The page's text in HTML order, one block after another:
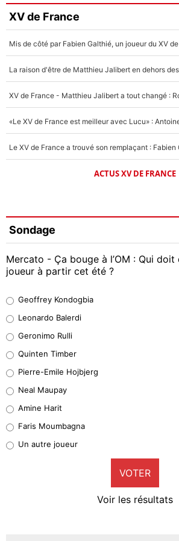
XV de France
ACTUS XV DE FRANCE
Sondage
Mercato - Ça bouge à l’OM : Qui
joueur à partir cet été ?
38%
32%
5%
1%
9%
Geoffrey Kondogbia
Leonardo Balerdi
Geronimo Rulli
Quinten Timber
Pierre-Emile Hojbjerg
Neal Maupay
Amine Harit
Faris Moumbagna
Un autre joueur
VOTER
Voir les résultats